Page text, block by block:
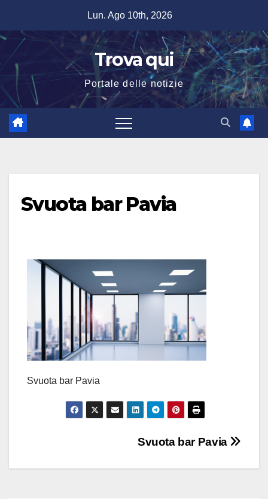
contenuto
Lun. Ago 10th, 2026
Trova qui
Portale delle notizie
Svuota bar Pavia
Svuota bar Pavia
Navigazione
articoli
Svuota bar Pavia